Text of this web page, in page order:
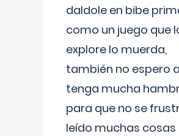
daldole en bibe
como un juego que
explore lo muerda,
también no espero
tenga mucha
para que no se
leído muchas cosas